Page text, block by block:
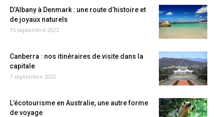
D’Albany à Denmark : une route d’histoire et
de joyaux naturels
15 septembre 2022
Canberra : nos itinéraires de visite dans la
capitale
7 septembre 2022
L’écotourisme en Australie, une autre forme
de voyage